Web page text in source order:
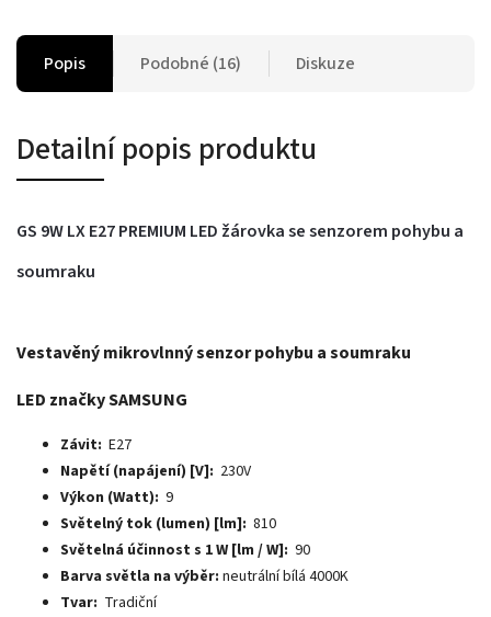
Popis Podobné (16) Diskuze
Detailní popis produktu
GS 9W LX E27 PREMIUM LED žárovka se senzorem pohybu a
soumraku
Vestavěný mikrovlnný senzor pohybu a soumraku
LED značky SAMSUNG
Závit: E27
Napětí (napájení) [V]: 230V
Výkon (Watt): 9
Světelný tok (lumen) [lm]: 810
Světelná účinnost s 1 W [lm / W]: 90
Barva světla na výběr: neutrálníbílá 4000K
Tvar: Tradiční